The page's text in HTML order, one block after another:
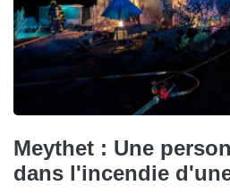
Meythet : Une
dans l'incendie